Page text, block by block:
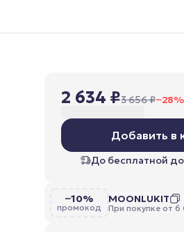
2 634 ₽3 656 ₽−28%
Добавить в
До бесплатной
−10%
промокод
MOONLUKIT
При покупке от